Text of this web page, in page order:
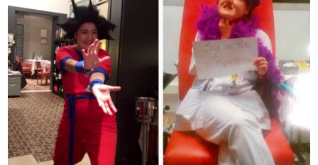
Traductor
Segueix-nos: